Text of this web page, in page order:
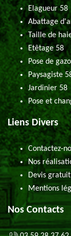
Elagueur 58
Abattage
Taille de
Etêtage 58
Pose de
Paysagiste
Jardinier 58
Pose et
Liens Divers
Contactez-
Nos
Devis gratuit
Mentions
Nos Contacts